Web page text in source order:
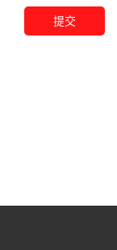
提交